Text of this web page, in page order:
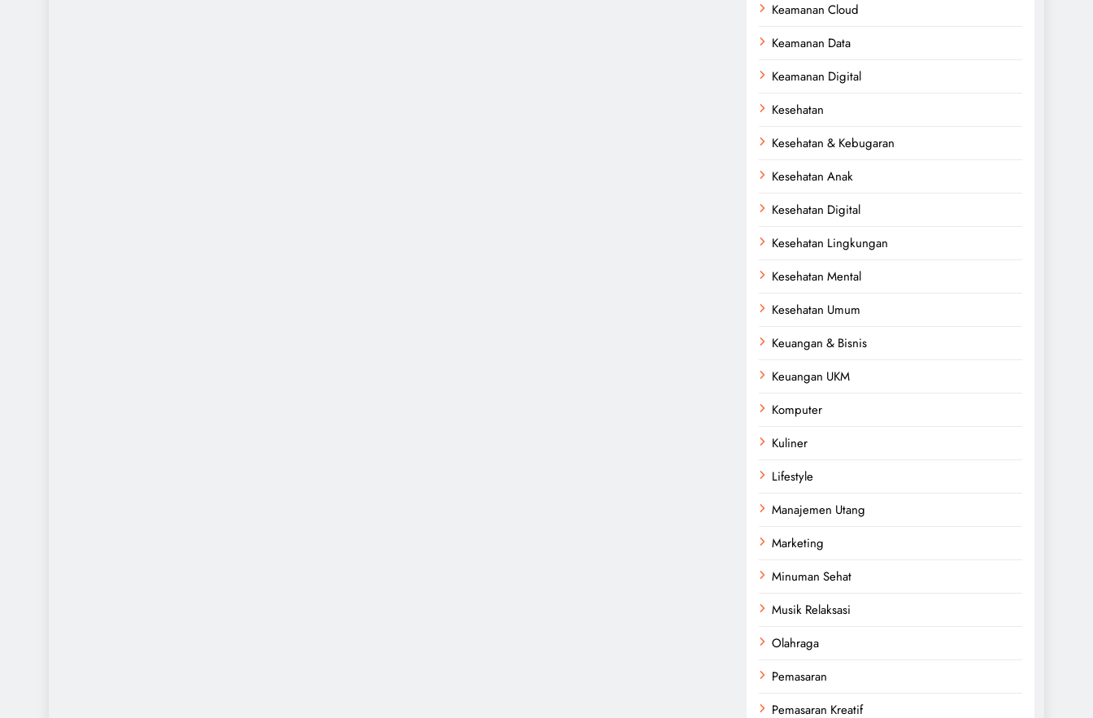
Keamanan Cloud
Keamanan Data
Keamanan Digital
Kesehatan
Kesehatan & Kebugaran
Kesehatan Anak
Kesehatan Digital
Kesehatan Lingkungan
Kesehatan Mental
Kesehatan Umum
Keuangan & Bisnis
Keuangan UKM
Komputer
Kuliner
Lifestyle
Manajemen Utang
Marketing
Minuman Sehat
Musik Relaksasi
Olahraga
Pemasaran
Pemasaran Kreatif